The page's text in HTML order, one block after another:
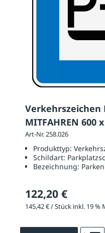
Verkehrszeichen
MITFAHREN 600
Art-Nr. 258.026
Produkttyp:
Schildart:
Bezeichnung:
122,20 €
145,42 € / Stück inkl. 19